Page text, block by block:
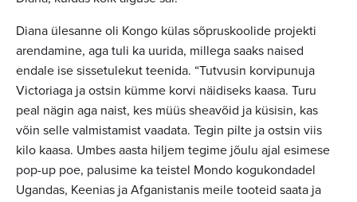
Diana ülesanne oli Kongo külas sõpruskoolide projekti
arendamine, aga tuli ka uurida, millega saaks naised
endale ise sissetulekut teenida. “Tutvusin korvipunuja
Victoriaga ja ostsin kümme korvi näidiseks kaasa. Turu
peal nägin aga naist, kes müüs sheavõid ja küsisin, kas
võin selle valmistamist vaadata. Tegin pilte ja ostsin viis
kilo kaasa. Umbes aasta hiljem tegime jõulu ajal esimese
pop-up poe, palusime ka teistel Mondo kogukondadel
Ugandas, Keenias ja Afganistanis meile tooteid saata ja